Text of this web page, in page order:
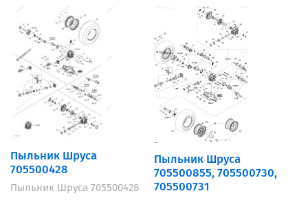
Пыльник Шруса
705500428
Пыльник Шруса 705500428
Пыльник Шруса
705500855, 705500730,
705500731